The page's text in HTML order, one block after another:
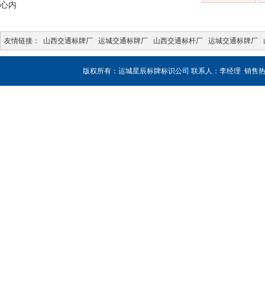
心内
友情链接： 山西交通标牌厂 运城交通标牌厂 山西交通标杆厂 运城交通标牌厂
版权所有：运城星辰标牌标识公司 联系人：李经理 销售